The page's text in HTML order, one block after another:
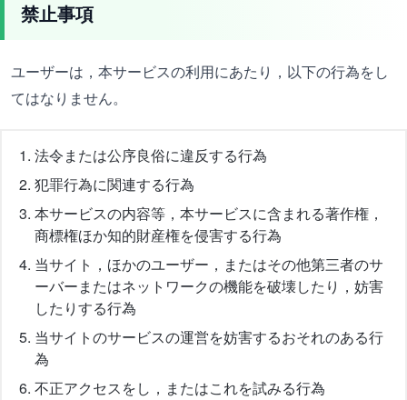
禁止事項
ユーザーは，本サービスの利用にあたり，以下の行為をし
てはなりません。
法令または公序良俗に違反する行為
犯罪行為に関連する行為
本サービスの内容等，本サービスに含まれる著作権，
商標権ほか知的財産権を侵害する行為
当サイト，ほかのユーザー，またはその他第三者のサ
ーバーまたはネットワークの機能を破壊したり，妨害
したりする行為
当サイトのサービスの運営を妨害するおそれのある行
為
不正アクセスをし，またはこれを試みる行為